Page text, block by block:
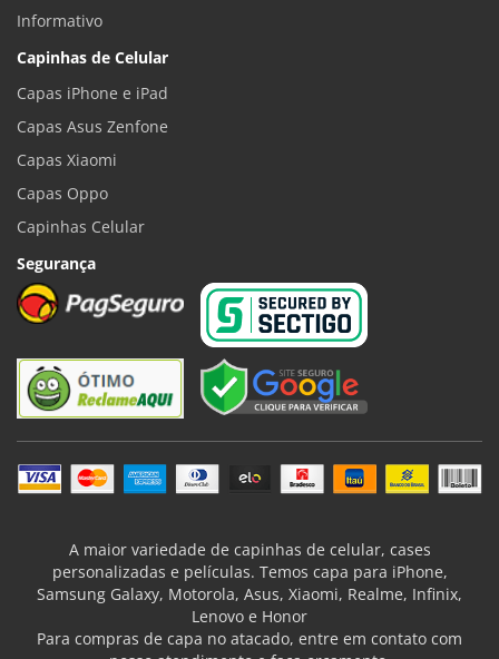
Informativo
Capinhas de Celular
Capas iPhone e iPad
Capas Asus Zenfone
Capas Xiaomi
Capas Oppo
Capinhas Celular
Segurança
A maior variedade de capinhas de celular, cases
personalizadas e películas. Temos capa para iPhone,
Samsung Galaxy, Motorola, Asus, Xiaomi, Realme, Infinix,
Lenovo e Honor
Para compras de capa no atacado, entre em contato com